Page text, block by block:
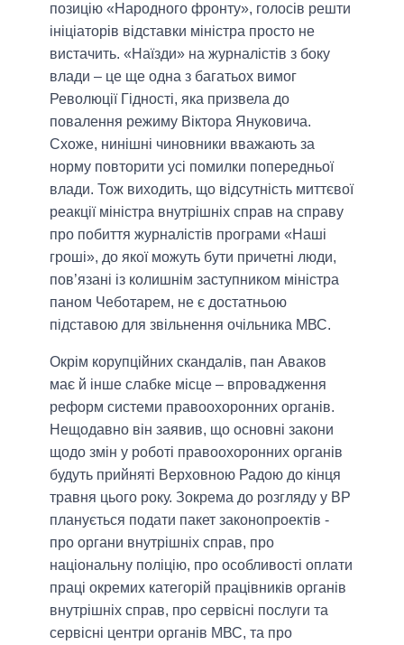
позицію «Народного фронту», голосів решти
ініціаторів відставки міністра просто не
вистачить. «Наїзди» на журналістів з боку
влади – це ще одна з багатьох вимог
Революції Гідності, яка призвела до
повалення режиму Віктора Януковича.
Схоже, нинішні чиновники вважають за
норму повторити усі помилки попередньої
влади. Тож виходить, що відсутність миттєвої
реакції міністра внутрішніх справ на справу
про побиття журналістів програми «Наші
гроші», до якої можуть бути причетні люди,
пов’язані із колишнім заступником міністра
паном Чеботарем, не є достатньою
підставою для звільнення очільника МВС.
Окрім корупційних скандалів, пан Аваков
має й інше слабке місце – впровадження
реформ системи правоохоронних органів.
Нещодавно він заявив, що основні закони
щодо змін у роботі правоохоронних органів
будуть прийняті Верховною Радою до кінця
травня цього року. Зокрема до розгляду у ВР
планується подати пакет законопроектів -
про органи внутрішніх справ, про
національну поліцію, про особливості оплати
праці окремих категорій працівників органів
внутрішніх справ, про сервісні послуги та
сервісні центри органів МВС, та про